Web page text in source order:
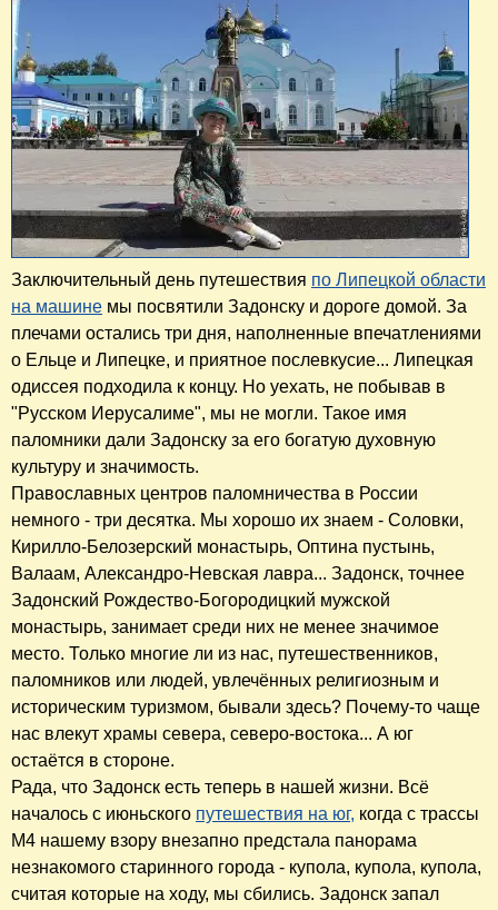
Заключительный день путешествия по Липецкой области
на машине мы посвятили Задонску и дороге домой. За
плечами остались три дня, наполненные впечатлениями
о Ельце и Липецке, и приятное послевкусие... Липецкая
одиссея подходила к концу. Но уехать, не побывав в
"Русском Иерусалиме", мы не могли. Такое имя
паломники дали Задонску за его богатую духовную
культуру и значимость.
Православных центров паломничества в России
немного - три десятка. Мы хорошо их знаем - Соловки,
Кирилло-Белозерский монастырь, Оптина пустынь,
Валаам, Александро-Невская лавра... Задонск, точнее
Задонский Рождество-Богородицкий мужской
монастырь, занимает среди них не менее значимое
место. Только многие ли из нас, путешественников,
паломников или людей, увлечённых религиозным и
историческим туризмом, бывали здесь? Почему-то чаще
нас влекут храмы севера, северо-востока... А юг
остаётся в стороне.
Рада, что Задонск есть теперь в нашей жизни. Всё
началось с июньского путешествия на юг, когда с трассы
М4 нашему взору внезапно предстала панорама
незнакомого старинного города - купола, купола, купола,
считая которые на ходу, мы сбились. Задонск запал